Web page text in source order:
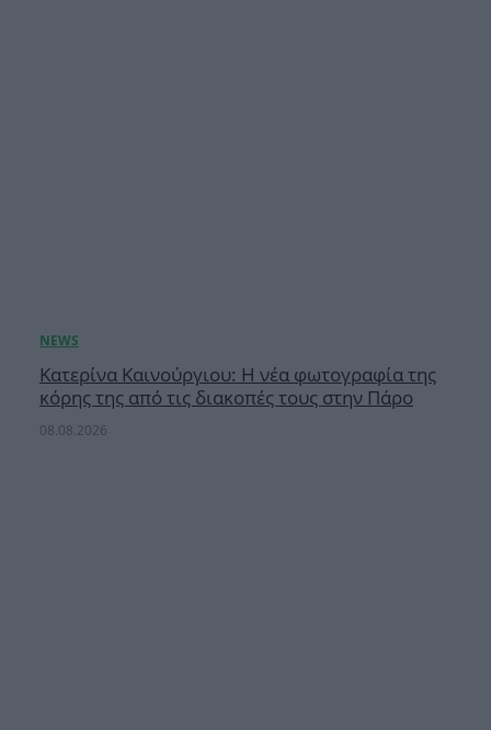
Κατερίνα Καινούργιου: Η νέα φωτογραφία της
κόρης της από τις διακοπές τους στην Πάρο
08.08.2026